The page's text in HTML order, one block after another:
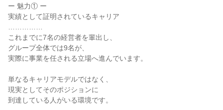
ー 魅力① ー
実績として証明されているキャリア
これまでに7名の経営者を輩出し、
グループ全体では9名が、
実際に事業を任される立場へ進んでいます。
単なるキャリアモデルではなく、
現実としてそのポジションに
到達している人がいる環境です。